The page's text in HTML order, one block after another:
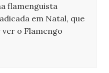
flamenguista
em Natal, que
o Flamengo